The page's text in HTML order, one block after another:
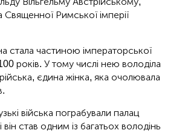
Священної Римської імперії
стала частиною імператорської
років. У тому числі нею володіла
єдина жінка, яка очолювала
війська пограбували палац
він став одним із багатьох володінь